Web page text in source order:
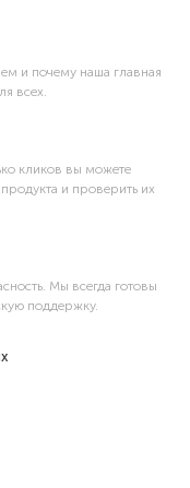
и почему наша главная
всех.
кликов вы можете
и проверить их
Мы всегда готовы
поддержку.